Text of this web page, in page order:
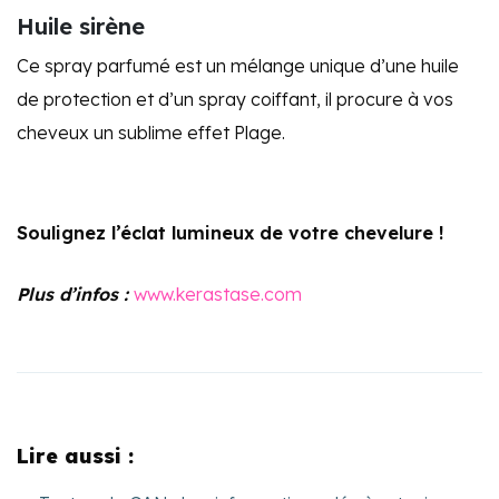
Huile sirène
Ce spray parfumé est un mélange unique d’une huile
de protection et d’un spray coiffant, il procure à vos
cheveux un sublime effet Plage.
Soulignez l’éclat lumineux de votre chevelure !
Plus d’infos : www.kerastase.com
Lire aussi :